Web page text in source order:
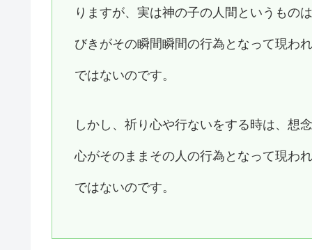
りますが、実は神の子の人間というもの
びきがその瞬間瞬間の行為となって現わ
ではないのです。
しかし、祈り心や行ないをする時は、想
心がそのままその人の行為となって現わ
ではないのです。